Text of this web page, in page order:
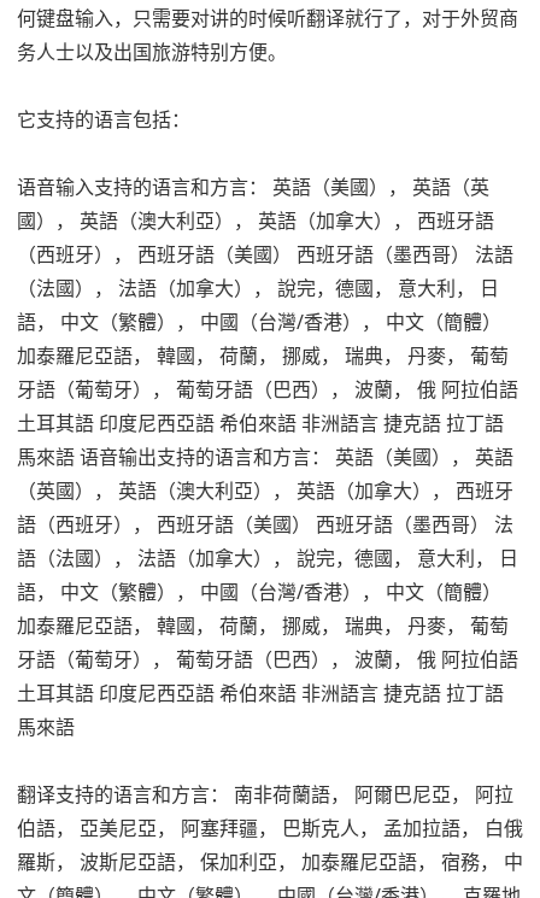
何键盘输入，只需要对讲的时候听翻译就行了，对于外贸商
务人士以及出国旅游特别方便。
它支持的语言包括：
语音输入支持的语言和方言： 英語（美國）， 英語（英
國）， 英語（澳大利亞）， 英語（加拿大）， 西班牙語
（西班牙）， 西班牙語（美國） 西班牙語（墨西哥） 法語
（法國）， 法語（加拿大）， 說完，德國， 意大利， 日
語， 中文（繁體）， 中國（台灣/香港）， 中文（簡體）
加泰羅尼亞語， 韓國， 荷蘭， 挪威， 瑞典， 丹麥， 葡萄
牙語（葡萄牙）， 葡萄牙語（巴西）， 波蘭， 俄 阿拉伯語
土耳其語 印度尼西亞語 希伯來語 非洲語言 捷克語 拉丁語
馬來語 语音输出支持的语言和方言： 英語（美國）， 英語
（英國）， 英語（澳大利亞）， 英語（加拿大）， 西班牙
語（西班牙）， 西班牙語（美國） 西班牙語（墨西哥） 法
語（法國）， 法語（加拿大）， 說完，德國， 意大利， 日
語， 中文（繁體）， 中國（台灣/香港）， 中文（簡體）
加泰羅尼亞語， 韓國， 荷蘭， 挪威， 瑞典， 丹麥， 葡萄
牙語（葡萄牙）， 葡萄牙語（巴西）， 波蘭， 俄 阿拉伯語
土耳其語 印度尼西亞語 希伯來語 非洲語言 捷克語 拉丁語
馬來語
翻译支持的语言和方言： 南非荷蘭語， 阿爾巴尼亞， 阿拉
伯語， 亞美尼亞， 阿塞拜疆， 巴斯克人， 孟加拉語， 白俄
羅斯， 波斯尼亞語， 保加利亞， 加泰羅尼亞語， 宿務， 中